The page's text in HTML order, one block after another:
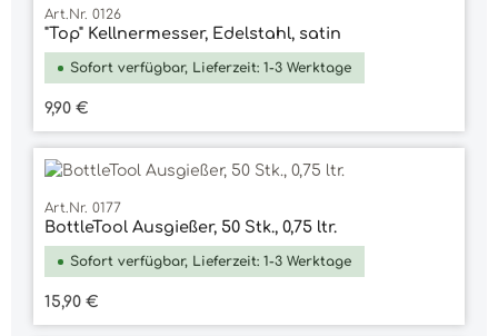
Art.Nr. 0126
"Top" Kellnermesser, Edelstahl, satin
Sofort verfügbar, Lieferzeit: 1-3 Werktage
Regulärer Preis:
9,90 €
Art.Nr. 0177
BottleTool Ausgießer, 50 Stk., 0,75 ltr.
Sofort verfügbar, Lieferzeit: 1-3 Werktage
Regulärer Preis:
15,90 €